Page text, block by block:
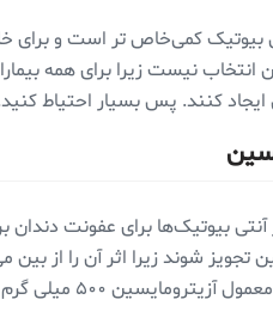
بیوتیک کمی‌خاص تر است و برای
انتخاب نیست زیرا برای همه
پس بسیار احتیاط کنید. دوز توصیه شده
بیوتیک‌ها برای عفونت دندان
تجویز شوند زیرا اثر آن را از
گرم هر ۲۴ ساعت به مدت ۳ روز است که به صورت خوراکی مصرف می‌شود.